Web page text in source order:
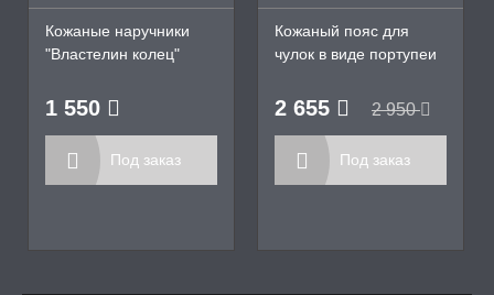
Кожаные наручники
"Властелин колец"
1 550
Под заказ
Кожаный пояс для
чулок в виде портупеи
Арсенал
2 655 2 950
Под заказ